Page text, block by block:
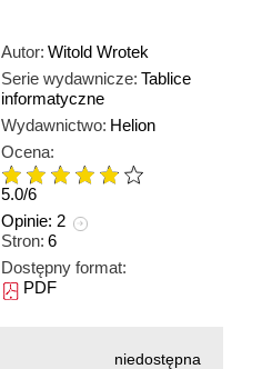
Autor: Witold Wrotek
Serie wydawnicze: Tablice
informatyczne
Wydawnictwo: Helion
Ocena:
5.0/6
Opinie: 2
Stron: 6
Dostępny format:
PDF
niedostępna